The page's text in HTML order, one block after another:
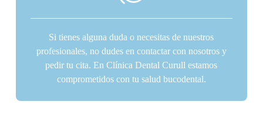
Si tienes alguna duda o necesitas de nuestros
profesionales, no dudes en contactar con nosotros y
pedir tu cita. En Clínica Dental Curull estamos
comprometidos con tu salud bucodental.